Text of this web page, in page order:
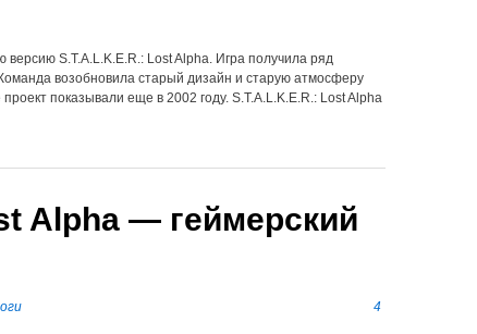
версию S.T.A.L.K.E.R.: Lost Alpha. Игра получила ряд
возобновила старый дизайн и старую атмосферу
показывали еще в 2002 году. S.T.A.L.K.E.R.: Lost Alpha
Alpha — геймерский
4